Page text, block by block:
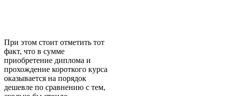
При этом стоит отметить тот
факт, что в сумме
приобретение диплома и
прохождение короткого курса
оказывается на порядок
дешевле по сравнению с тем,